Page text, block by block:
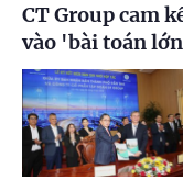
CT Group cam
vào 'bài toán